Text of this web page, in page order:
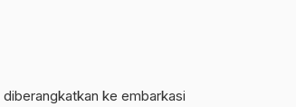
diberangkatkan ke embarkasi